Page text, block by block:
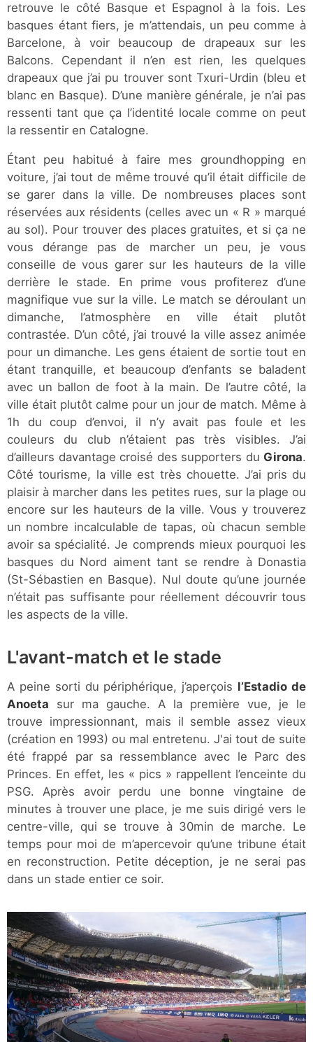
retrouve le côté Basque et Espagnol à la fois. Les
basques étant fiers, je m’attendais, un peu comme à
Barcelone, à voir beaucoup de drapeaux sur les
Balcons. Cependant il n’en est rien, les quelques
drapeaux que j’ai pu trouver sont Txuri-Urdin (bleu et
blanc en Basque). D’une manière générale, je n’ai pas
ressenti tant que ça l’identité locale comme on peut
la ressentir en Catalogne.
Étant peu habitué à faire mes groundhopping en
voiture, j’ai tout de même trouvé qu’il était difficile de
se garer dans la ville. De nombreuses places sont
réservées aux résidents (celles avec un « R » marqué
au sol). Pour trouver des places gratuites, et si ça ne
vous dérange pas de marcher un peu, je vous
conseille de vous garer sur les hauteurs de la ville
derrière le stade. En prime vous profiterez d’une
magnifique vue sur la ville. Le match se déroulant un
dimanche, l’atmosphère en ville était plutôt
contrastée. D’un côté, j’ai trouvé la ville assez animée
pour un dimanche. Les gens étaient de sortie tout en
étant tranquille, et beaucoup d’enfants se baladent
avec un ballon de foot à la main. De l’autre côté, la
ville était plutôt calme pour un jour de match. Même à
1h du coup d’envoi, il n’y avait pas foule et les
couleurs du club n’étaient pas très visibles. J’ai
d’ailleurs davantage croisé des supporters du Girona.
Côté tourisme, la ville est très chouette. J’ai pris du
plaisir à marcher dans les petites rues, sur la plage ou
encore sur les hauteurs de la ville. Vous y trouverez
un nombre incalculable de tapas, où chacun semble
avoir sa spécialité. Je comprends mieux pourquoi les
basques du Nord aiment tant se rendre à Donastia
(St-Sébastien en Basque). Nul doute qu’une journée
n’était pas suffisante pour réellement découvrir tous
les aspects de la ville.
L'avant-match et le stade
A peine sorti du périphérique, j’aperçois l’Estadio de
Anoeta sur ma gauche. A la première vue, je le
trouve impressionnant, mais il semble assez vieux
(création en 1993) ou mal entretenu. J'ai tout de suite
été frappé par sa ressemblance avec le Parc des
Princes. En effet, les « pics » rappellent l’enceinte du
PSG. Après avoir perdu une bonne vingtaine de
minutes à trouver une place, je me suis dirigé vers le
centre-ville, qui se trouve à 30min de marche. Le
temps pour moi de m’apercevoir qu’une tribune était
en reconstruction. Petite déception, je ne serai pas
dans un stade entier ce soir.